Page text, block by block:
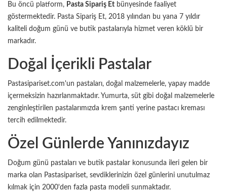
Bu öncü platform, Pasta Sipariş Et bünyesinde faaliyet
göstermektedir. Pasta Sipariş Et, 2018 yılından bu yana 7 yıldır
kaliteli doğum günü ve butik pastalarıyla hizmet veren köklü bir
markadır.
Doğal İçerikli Pastalar
Pastasipariset.com'un pastaları, doğal malzemelerle, yapay madde
içermeksizin hazırlanmaktadır. Yumurta, süt gibi doğal malzemelerle
zenginleştirilen pastalarımızda krem şanti yerine pastacı kreması
tercih edilmektedir.
Özel Günlerde Yanınızdayız
Doğum günü pastaları ve butik pastalar konusunda ileri gelen bir
marka olan Pastasipariset, sevdiklerinizin özel günlerini unutulmaz
kılmak için 2000'den fazla pasta modeli sunmaktadır.